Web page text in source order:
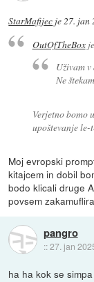
StarMafijec je27. jan
OutOfTheBoxje
Uživam
Ne
Verjetno bomo
upoštevanje
Moj evropski
kitajcem in dobil
bodo klicali druge
povsem
pangro
::27. jan
ha ha kok se